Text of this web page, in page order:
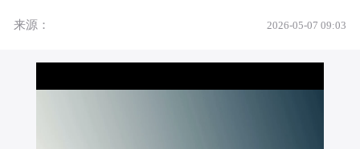
来源： 2026-05-07 09:03